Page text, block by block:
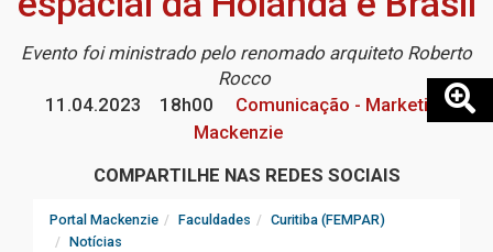
Evento foi ministrado pelo renomado arquiteto Roberto
Rocco
11.04.2023
18h00
Comunicação - Marketing
Mackenzie
COMPARTILHE NAS REDES SOCIAIS
Portal Mackenzie Faculdades
Curitiba (FEMPAR)
Notícias